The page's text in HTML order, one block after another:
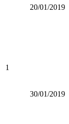
1
20/01/2019
30/01/2019